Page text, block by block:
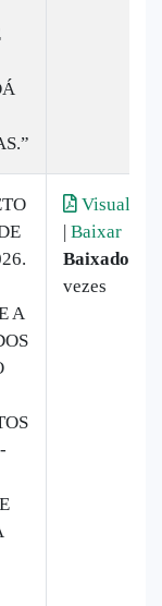
A
Visualizar
| Baixar
Baixado:
vezes